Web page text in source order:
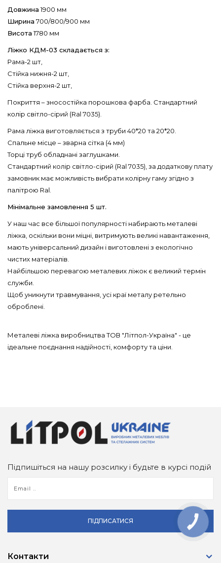
Довжина1900 мм
Ширина 700/800/900 мм
Висота1780 мм
Ліжко КДМ-03 складається з:
Рама-2 шт,
Стійка нижня-2 шт,
Стійка верхня-2 шт,
Покриття – зносостійка порошкова фарба. Стандартний
колір світло-сірий (Ral 7035).
Рама ліжка виготовляється з труби 40*20 та 20*20.
Спальне місце – зварна сітка (4 мм)
Торці труб обладнані заглушками.
Стандартний колір світло-сірий (Ral 7035), за додаткову плату
замовник має можливість вибрати колірну гаму згідно з
палітрою Ral.
Мінімальне замовлення 5 шт.
У наш час все більшої популярності набирають металеві
ліжка, оскільки вони міцні, витримують великі навантаження,
мають універсальний дизайн і виготовлені з екологічно
чистих матеріалів.
Найбільшою перевагою металевих ліжок є великий термін
служби.
Щоб уникнути травмування, усі краї металу ретельно
оброблені.
Металеві ліжка виробництва ТОВ "Літпол-Україна" - це
ідеальне поєднання надійності, комфорту та ціни.
Підпишіться на нашу розсилку і будьте в курсі подій
ПІДПИСАТИСЯ
Контакти
КНОПКА
ЗВ'ЯЗКУ